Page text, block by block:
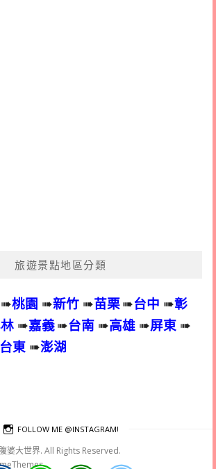
旅遊景點地區分類
➠桃園 ➠新竹 ➠苗栗➠台中 ➠彰
➠嘉義➠台南 ➠高雄 ➠屏東 ➠
台東 ➠澎湖
FOLLOW ME @INSTAGRAM!
婆大世界. All Rights Reserved.